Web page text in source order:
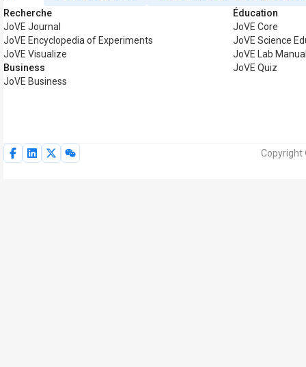
Recherche
JoVE Journal
JoVE Encyclopedia of Experiments
JoVE Visualize
Business
JoVE Business
Éducation
JoVE Core
JoVE Science
JoVE Lab
JoVE Quiz
Copyright